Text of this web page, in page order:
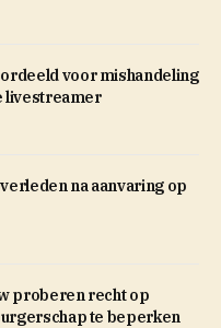
voor mishandeling
livestreamer
na aanvaring op
proberen recht op
te beperken